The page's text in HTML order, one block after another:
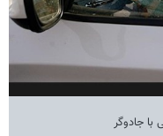
جادوگر